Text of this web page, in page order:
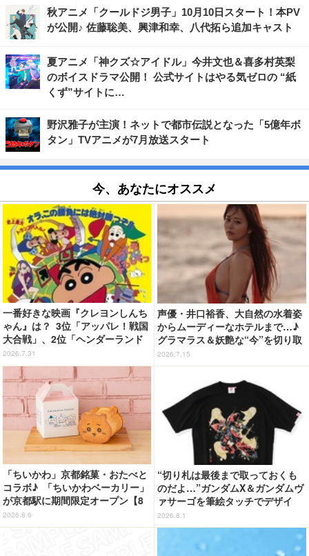
秋アニメ「クールドジ男子」10月10日スタート！本PV
が公開♪ 佐藤聡美、興津和幸、八代拓ら追加キャスト
夏アニメ「神クズ☆アイドル」今井文也＆喜多村英梨
のボイスドラマ公開！ 公式サイトはやる気ゼロの “紙
くず”サイトに…
野沢雅子が主演！ネットで都市伝説となった「5億年ボ
タン」TVアニメが7月放送スタート
今、あなたにオススメ
一番好きな映画『クレヨンしんち
ゃん』は？ 3位「アッパレ！戦国
大合戦」、2位「ヘンダーランド
の大冒険」、1位は…？【『映画
クレヨンしんちゃん 奇々怪々！
オラの妖怪バケ～ション』公開記
2026.7.31
声優・井口裕香、大自然の水着姿
からムーディーなホテルまで…♪
グラマラス＆妖艶な“今”を切り取
り！3冊目写真集が発売中
2026.7.15
「ちいかわ」京都銘菓・おたべと
コラボ♪ 「ちいかわベーカリー」
が京都駅に期間限定オープン【8
月13日～】
2026.8.6
“切り札は最後まで取っておくも
のだよ…”ガンダムX＆ガンダムヴ
ァサーゴを筆絵タッチでデザイ
ン！「ガンダムX」Tシャツ発売
2026.8.1